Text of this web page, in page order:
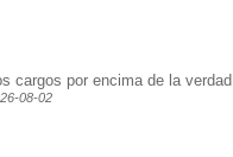
cargos por encima de la verdad
08-02